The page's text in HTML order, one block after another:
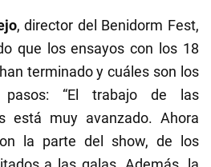
, director del Benidorm Fest,
que los ensayos con los 18
terminado y cuáles son los
pasos: “El trabajo de las
está muy avanzado. Ahora
la parte del show, de los